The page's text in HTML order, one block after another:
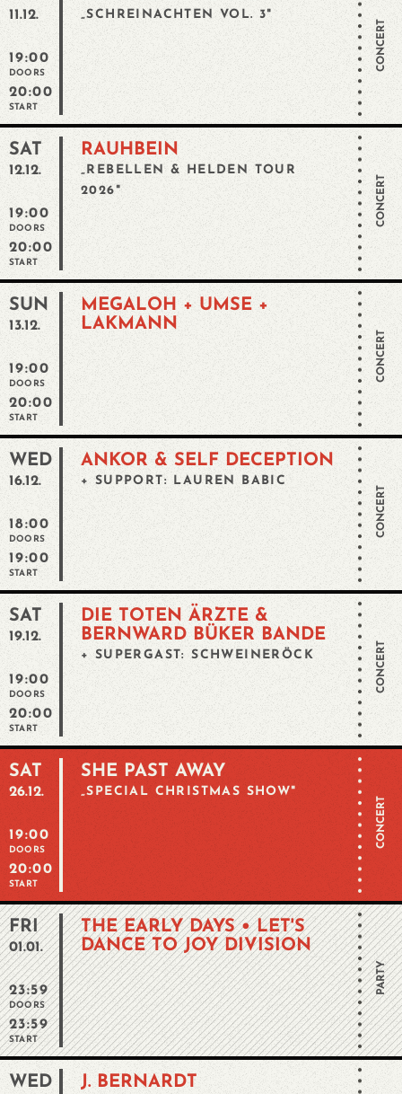
11.12.
19:00
DOORS
20:00
START
„SCHREINACHTEN VOL. 3"
CONCERT
SAT
12.12.
19:00
DOORS
20:00
START
RAUHBEIN
„REBELLEN & HELDEN TOUR
2026"
CONCERT
SUN
13.12.
19:00
DOORS
20:00
START
MEGALOH + UMSE +
LAKMANN
CONCERT
WED
16.12.
18:00
DOORS
19:00
START
ANKOR & SELF DECEPTION
+ SUPPORT: LAUREN BABIC
CONCERT
SAT
19.12.
19:00
DOORS
20:00
START
DIE TOTEN ÄRZTE &
BERNWARD BÜKER BANDE
+ SUPERGAST: SCHWEINERÖCK CONCERT
SAT
26.12.
19:00
DOORS
20:00
START
SHE PAST AWAY
„SPECIAL CHRISTMAS SHOW"
CONCERT
FRI
01.01.
23:59
DOORS
23:59
START
THE EARLY DAYS • LET'S
DANCE TO JOY DIVISION
PARTY
WED J. BERNARDT